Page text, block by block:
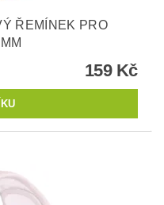
ŘEMÍNEK PRO
159 Kč